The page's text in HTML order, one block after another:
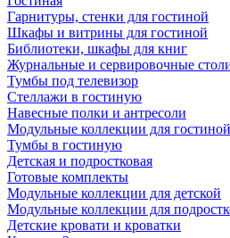
Гарнитуры, стенки для гостиной
Шкафы и витрины для гостиной
Библиотеки, шкафы для книг
Журнальные и сервировочные
Тумбы под телевизор
Стеллажи в гостиную
Навесные полки и антресоли
Модульные коллекции для гостиной
Тумбы в гостиную
Детская и подростковая
Готовые комплекты
Модульные коллекции для детской
Модульные коллекции для
Детские кровати и кроватки